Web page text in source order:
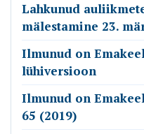
Lahkunud
mälestamine 23.
Ilmunud on
lühiversioon
Ilmunud on
65 (2019)